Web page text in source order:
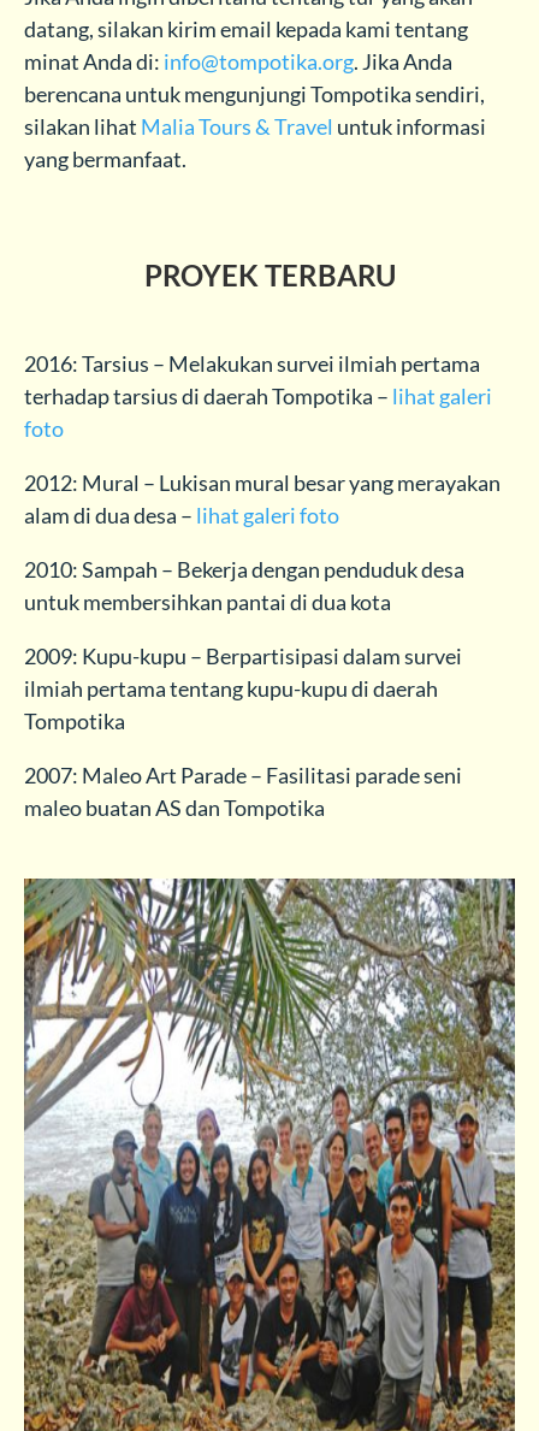
datang, silakan kirim email kepada kami tentang
minat Anda di: info@tompotika.org. Jika Anda
berencana untuk mengunjungi Tompotika sendiri,
silakan lihat Malia Tours & Travel untuk informasi
yang bermanfaat.
PROYEK TERBARU
2016: Tarsius – Melakukan survei ilmiah pertama
terhadap tarsius di daerah Tompotika – lihat galeri
foto
2012: Mural – Lukisan mural besar yang merayakan
alam di dua desa – lihat galeri foto
2010: Sampah – Bekerja dengan penduduk desa
untuk membersihkan pantai di dua kota
2009: Kupu-kupu – Berpartisipasi dalam survei
ilmiah pertama tentang kupu-kupu di daerah
Tompotika
2007: Maleo Art Parade – Fasilitasi parade seni
maleo buatan AS dan Tompotika